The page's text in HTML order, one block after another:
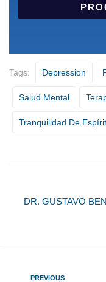
Tags: Depression
Salud Mental
Tranquilidad De
DR. GUSTAVO
PREVIOUS